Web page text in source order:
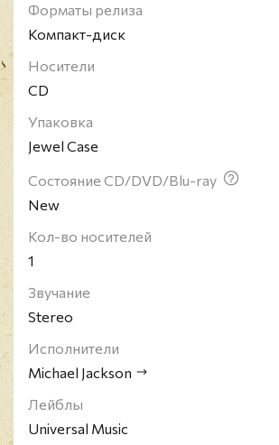
Форматы релиза
Компакт-диск
Носители
CD
Упаковка
Jewel Case
Состояние CD/DVD/Blu-ray
New
Кол-во носителей
1
Звучание
Stereo
Исполнители
Michael Jackson
Лейблы
Universal Music